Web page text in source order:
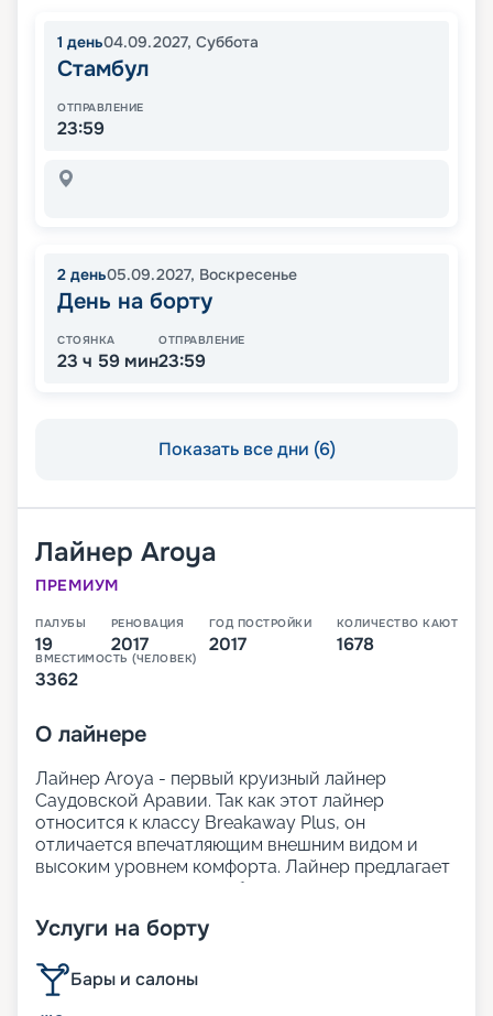
1 день04.09.2027, Суббота
Стамбул
ОТПРАВЛЕНИЕ
23:59
2 день05.09.2027, Воскресенье
День на борту
СТОЯНКА
23 ч 59 мин
ОТПРАВЛЕНИЕ
23:59
Показать все дни (6)
Лайнер Aroya
ПРЕМИУМ
ПАЛУБЫ
19
РЕНОВАЦИЯ
2017
ГОД ПОСТРОЙКИ
2017
КОЛИЧЕСТВО КАЮТ
1678
ВМЕСТИМОСТЬ (ЧЕЛОВЕК)
3362
О лайнере
Лайнер Aroya - первый круизный лайнер
Саудовской Аравии. Так как этот лайнер
относится к классу Breakaway Plus, он
отличается впечатляющим внешним видом и
высоким уровнем комфорта. Лайнер предлагает
просторные, светлые общественные зоны,
представлено множество ресторанов, широкий
категории Villa.
Для россиян самыми привлекательными
Услуги на борту
Бары и салоны